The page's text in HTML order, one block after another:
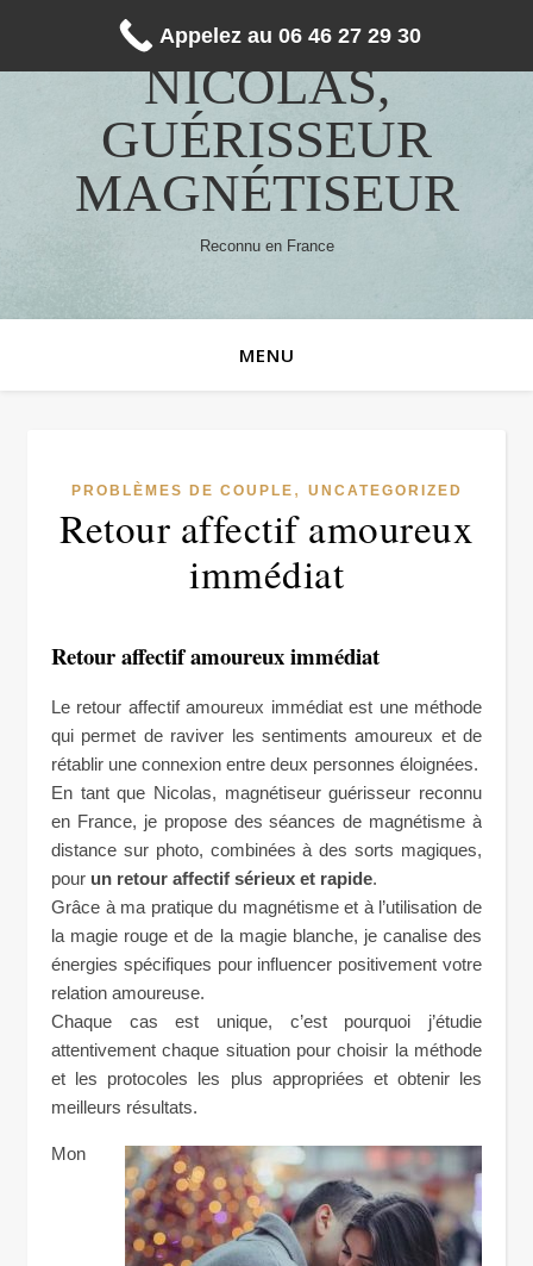
NICOLAS,
GUÉRISSEUR
MAGNÉTISEUR
Reconnu en France
MENU
PROBLÈMES DE COUPLE , UNCATEGORIZED
Retour affectif amoureux
immédiat
Retour affectif amoureux immédiat
Le retour affectif amoureux immédiat est une méthode
qui permet de raviver les sentiments amoureux et de
rétablir une connexion entre deux personnes éloignées.
En tant que Nicolas, magnétiseur guérisseur reconnu
en France, je propose des séances de magnétisme à
distance sur photo, combinées à des sorts magiques,
pour un retour affectif sérieux et rapide.
Grâce à ma pratique du magnétisme et à l’utilisation de
la magie rouge et de la magie blanche, je canalise des
énergies spécifiques pour influencer positivement votre
relation amoureuse.
Chaque cas est unique, c’est pourquoi j’étudie
attentivement chaque situation pour choisir la méthode
et les protocoles les plus appropriées et obtenir les
meilleurs résultats.
Mon
Appelez au 06 46 27 29 30